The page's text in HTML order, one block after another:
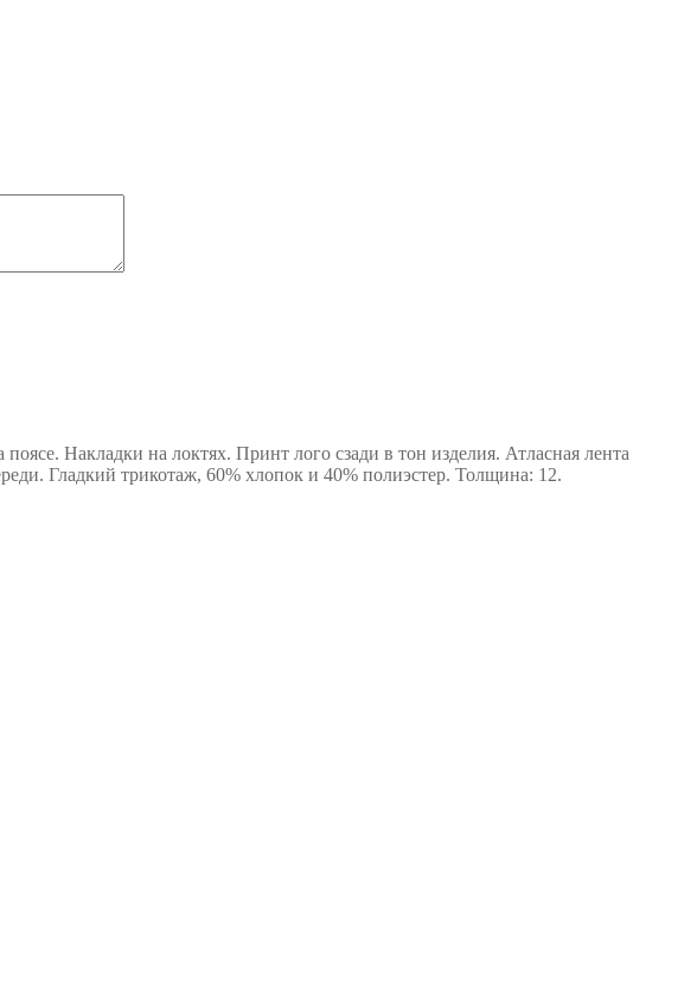
Накладки на локтях. Принт лого сзади в тон изделия. Атласная лента
Гладкий трикотаж, 60% хлопок и 40% полиэстер. Толщина: 12.